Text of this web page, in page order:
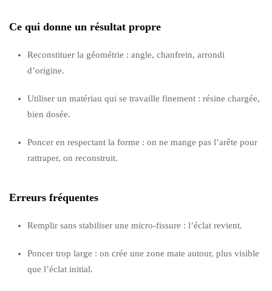
Ce qui donne un résultat propre
Reconstituer la géométrie : angle, chanfrein, arrondi
d’origine.
Utiliser un matériau qui se travaille finement : résine chargée,
bien dosée.
Poncer en respectant la forme : on ne mange pas l’arête pour
rattraper, on reconstruit.
Erreurs fréquentes
Remplir sans stabiliser une micro-fissure : l’éclat revient.
Poncer trop large : on crée une zone mate autour, plus visible
que l’éclat initial.